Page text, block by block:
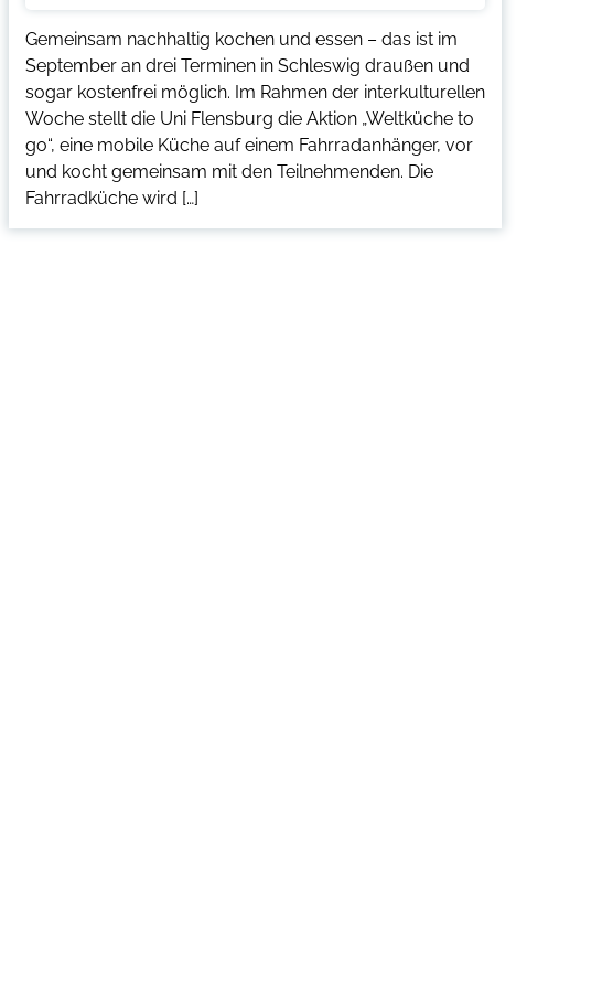
Gemeinsam nachhaltig kochen und essen – das ist im
September an drei Terminen in Schleswig draußen und
sogar kostenfrei möglich. Im Rahmen der interkulturellen
Woche stellt die Uni Flensburg die Aktion „Weltküche to
go“, eine mobile Küche auf einem Fahrradanhänger, vor
und kocht gemeinsam mit den Teilnehmenden. Die
Fahrradküche wird […]